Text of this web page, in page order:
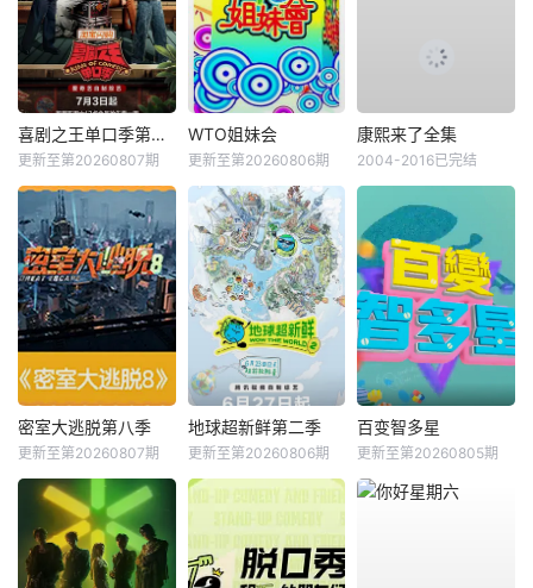
喜剧之王单口季第三季
更新至第20260807期
WTO姐妹会
更新至第20260806期
康熙来了全集
2004-2016已完结
密室大逃脱第八季
更新至第20260807期
地球超新鲜第二季
更新至第20260806期
百变智多星
更新至第20260805期